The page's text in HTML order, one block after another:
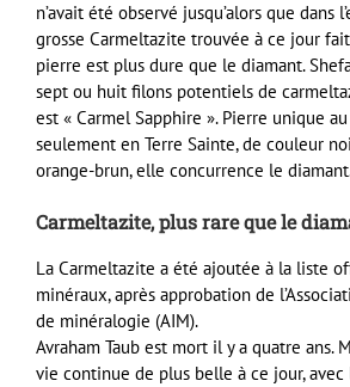
n’avait été observé jusqu’alors que dans
grosse Carmeltazite trouvée à ce jour
pierre est plus dure que le diamant.
sept ou huit filons potentiels de
est « Carmel Sapphire ». Pierre unique
seulement en Terre Sainte, de couleur
orange-brun, elle concurrence le
Carmeltazite, plus rare que le
La Carmeltazite a été ajoutée à la liste
minéraux, après approbation de
de minéralogie (AIM).
Avraham Taub est mort il y a quatre ans.
vie continue de plus belle à ce jour, avec